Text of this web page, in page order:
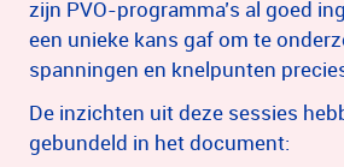
zijn PVO-programma’s al goed
een unieke kans gaf om te
spanningen en knelpunten
De inzichten uit deze sessies
gebundeld in het document: